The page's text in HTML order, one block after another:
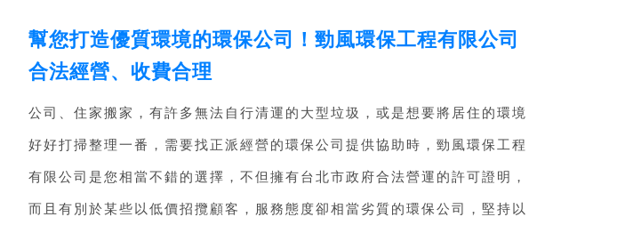
幫您打造優質環境的環保公司！勁風環保工程有限公司
合法經營、收費合理
公司、住家搬家，有許多無法自行清運的大型垃圾，或是想要將居住的環境
好好打掃整理一番，需要找正派經營的環保公司提供協助時，勁風環保工程
有限公司是您相當不錯的選擇，不但擁有台北市政府合法營運的許可證明，
而且有別於某些以低價招攬顧客，服務態度卻相當劣質的環保公司，堅持以